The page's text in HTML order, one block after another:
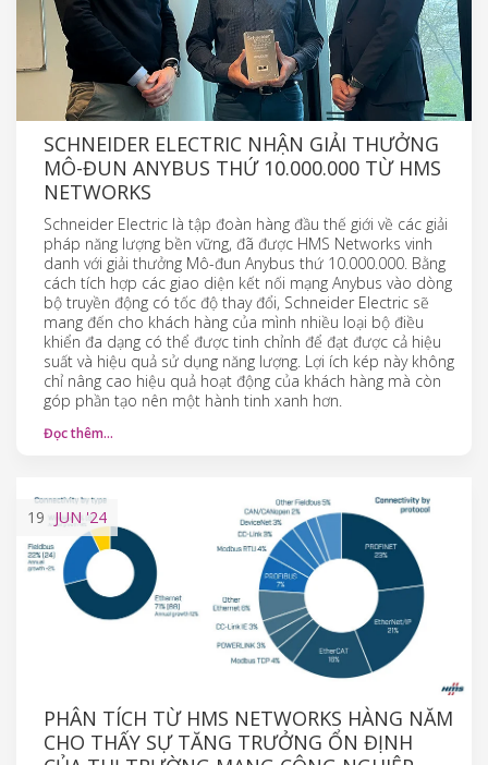
SCHNEIDER ELECTRIC NHẬN GIẢI THƯỞNG
MÔ-ĐUN ANYBUS THỨ 10.000.000 TỪ HMS
NETWORKS
Schneider Electric là tập đoàn hàng đầu thế giới về các giải
pháp năng lượng bền vững, đã được HMS Networks vinh
danh với giải thưởng Mô-đun Anybus thứ 10.000.000. Bằng
cách tích hợp các giao diện kết nối mạng Anybus vào dòng
bộ truyền động có tốc độ thay đổi, Schneider Electric sẽ
mang đến cho khách hàng của mình nhiều loại bộ điều
khiển đa dạng có thể được tinh chỉnh để đạt được cả hiệu
suất và hiệu quả sử dụng năng lượng. Lợi ích kép này không
chỉ nâng cao hiệu quả hoạt động của khách hàng mà còn
góp phần tạo nên một hành tinh xanh hơn.
Đọc thêm…
19 JUN'24
PHÂN TÍCH TỪ HMS NETWORKS HÀNG NĂM
CHO THẤY SỰ TĂNG TRƯỞNG ỔN ĐỊNH